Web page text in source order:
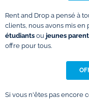
Rent and Drop a pensé à
clients, nous avons mis en
étudiants ou jeunes
offre pour tous.
Si vous n'êtes pas encore